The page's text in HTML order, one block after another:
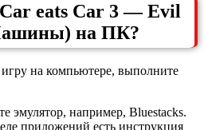
eats Car 3 — Evil
на ПК?
игру на компьютере, выполните
эмулятор, например, Bluestacks.
приложений есть инструкция